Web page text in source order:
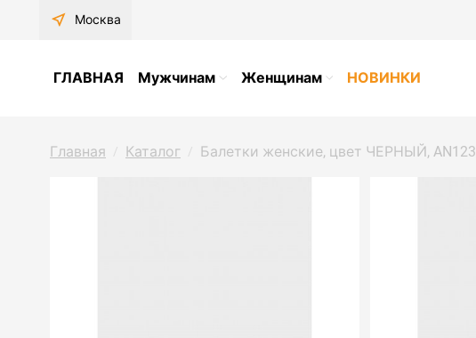
near_me Москва
ГЛАВНАЯ Мужчинам Женщинам НОВИНКИ
Главная Каталог Балетки женские, цвет ЧЕРНЫЙ,